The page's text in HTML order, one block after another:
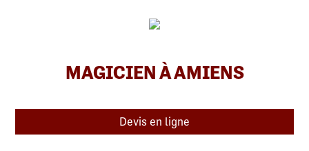
MAGICIEN À AMIENS
Devis en ligne